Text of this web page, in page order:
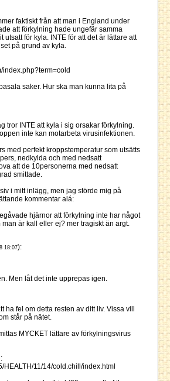
faktiskt från att man i England under
att förkylning hade ungefär samma
utsatt för kyla. INTE för att det är lättare att
på grund av kyla.
index.php?term=cold
saker. Hur ska man kunna lita på
tror INTE att kyla i sig orsakar förkylning.
inte kan motarbeta virusinfektionen.
med perfekt kroppstemperatur som utsätts
nedkylda och med nedsatt
att de 10personerna med nedsatt
smittade.
i mitt inlägg, men jag störde mig på
kommentar alá:
hjärnor att förkylning inte har något
är kall eller ej? mer tragiskt än argt.
18:07):
Men låt det inte upprepas igen.
ha fel om detta resten av ditt liv. Vissa vill
står på nätet.
MYCKET lättare av förkylningsvirus
HEALTH/11/14/cold.chill/index.html